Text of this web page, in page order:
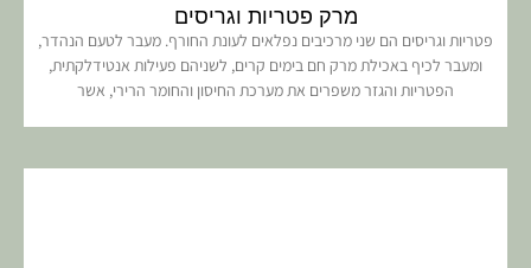
מרק פטריות וגריסים
פטריות וגריסים הם שני מרכיבים נפלאים לעונת החורף. מעבר לטעם הנהדר,
ומעבר לכיף באכילת מרק חם בימים קרים, לשניהם פעילות אנטידלקתית,
הפטריות והגזר משפרים את מערכת החיסון והחומר הרירי, אשר